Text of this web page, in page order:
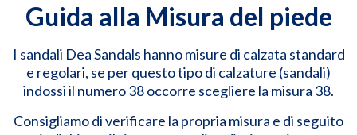
Guida alla Misura del piede
I sandali Dea Sandals hanno misure di calzata standard
e regolari, se per questo tipo di calzature (sandali)
indossi il numero 38 occorre scegliere la misura 38.
Consigliamo di verificare la propria misura e di seguito